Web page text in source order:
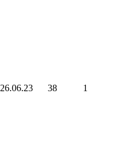
26.06.23 38 1